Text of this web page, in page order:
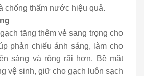
chống thấm nước hiệu quả.
tăng thêm vẻ sang trọng cho
phản chiếu ánh sáng, làm cho
sáng và rộng rãi hơn. Bề mặt
vệ sinh, giữ cho gạch luôn sạch